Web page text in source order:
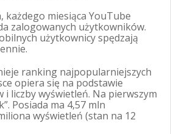
każdego miesiąca YouTube
zalogowanych użytkowników.
użytkownicy spędzają
ranking najpopularniejszych
opiera się na podstawie
i liczby wyświetleń. Na pierwszym
Posiada ma 4,57 mln
wyświetleń (stan na 12